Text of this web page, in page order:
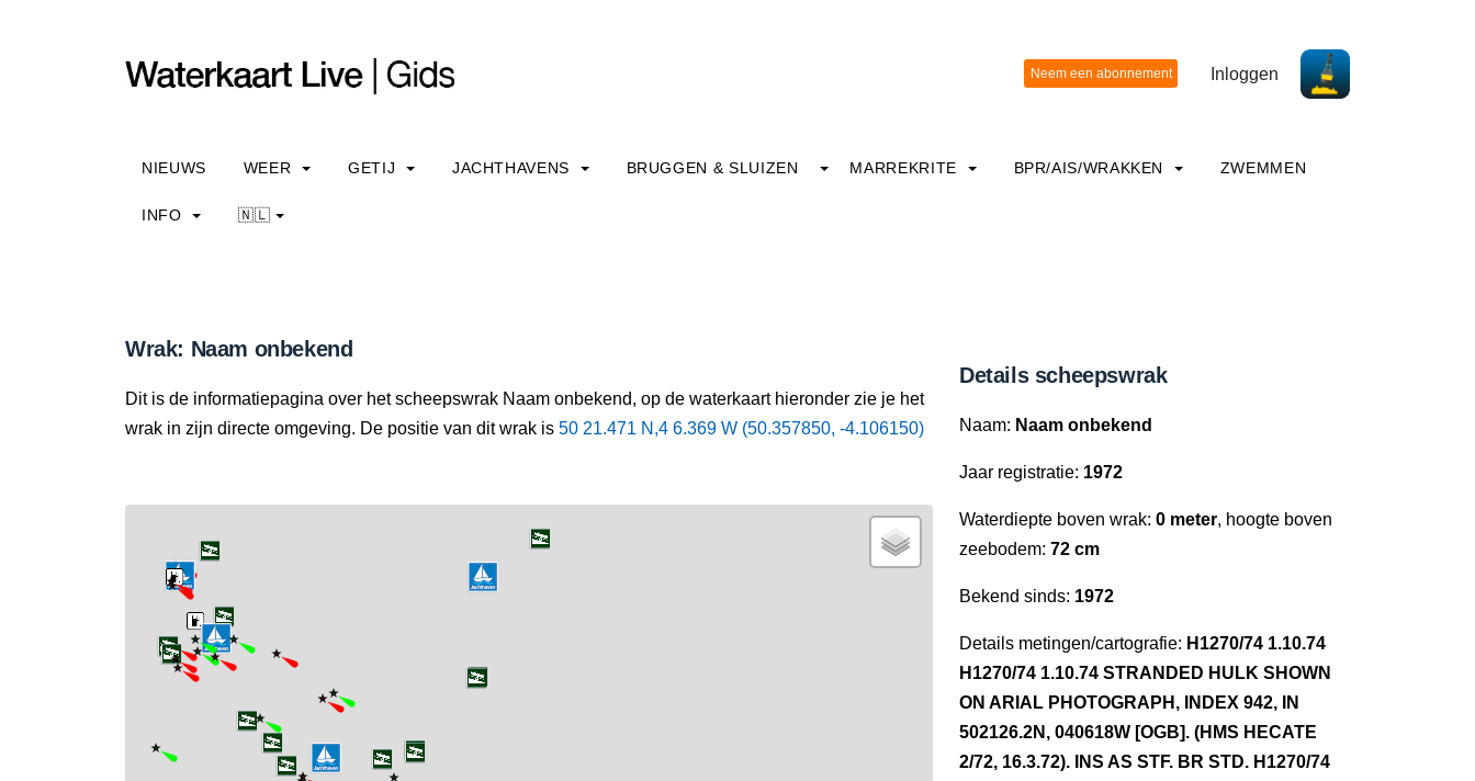
Inloggen
NIEUWS WEER GETIJ JACHTHAVENS BRUGGEN & SLUIZEN MARREKRITE BPR/AIS/WRAKKEN ZWEMMEN
INFO 🇳🇱
Wrak: Naam onbekend
Dit is de informatiepagina over het scheepswrak Naam onbekend, op de waterkaart hieronder zie je het
wrak in zijn directe omgeving. De positie van dit wrak is 50 21.471 N,4 6.369 W (50.357850, -4.106150)
Details scheepswrak
Naam: Naam onbekend
Jaar registratie: 1972
Waterdiepte boven wrak: 0 meter, hoogte boven
zeebodem: 72 cm
Bekend sinds: 1972
Details metingen/cartografie: H1270/74 1.10.74
H1270/74 1.10.74 STRANDED HULK SHOWN
ON ARIAL PHOTOGRAPH, INDEX 942, IN
502126.2N, 040618W [OGB]. (HMS HECATE
2/72, 16.3.72). INS AS STF. BR STD. H1270/74